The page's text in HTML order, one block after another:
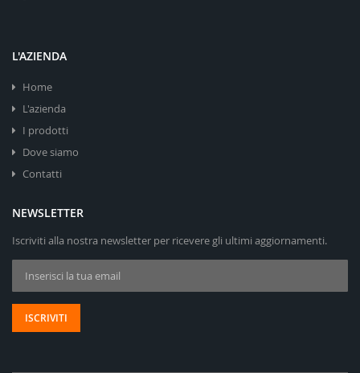
L'AZIENDA
Home
L'azienda
I prodotti
Dove siamo
Contatti
NEWSLETTER
Iscriviti alla nostra newsletter per ricevere gli ultimi aggiornamenti.
Iscriviti alla nostra Newsletter:
ISCRIVITI